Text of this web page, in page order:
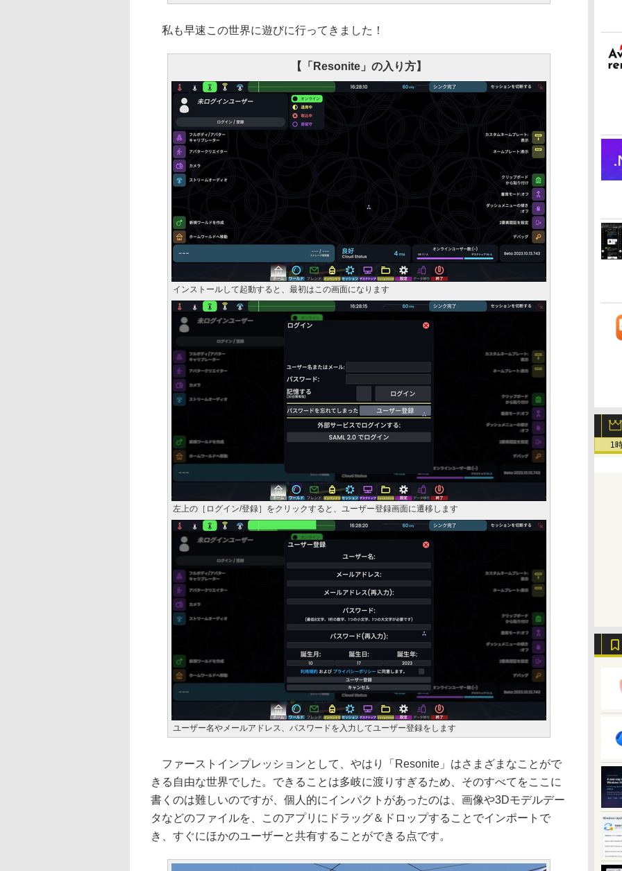
1
私も早速この世界に遊びに行ってきました！
【「Resonite」の入り方】
インストールして起動すると、最初はこの画面になります
左上の［ログイン/登録］をクリックすると、ユーザー登録画面に遷移します
ユーザー名やメールアドレス、パスワードを入力してユーザー登録をします
ファーストインプレッションとして、やはり「Resonite」はさまざまなことがで
きる自由な世界でした。できることは多岐に渡りすぎるため、そのすべてをここに
書くのは難しいのですが、個人的にインパクトがあったのは、画像や3Dモデルデー
タなどのファイルを、このアプリにドラッグ＆ドロップすることでインポートで
き、すぐにほかのユーザーと共有することができる点です。